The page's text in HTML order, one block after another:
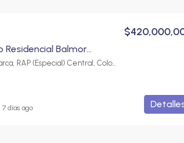
Casa en venta en Conjunto Residencial Balmoral, Fusagasugá | 4 habitaciones y parqueadero
7 días ago